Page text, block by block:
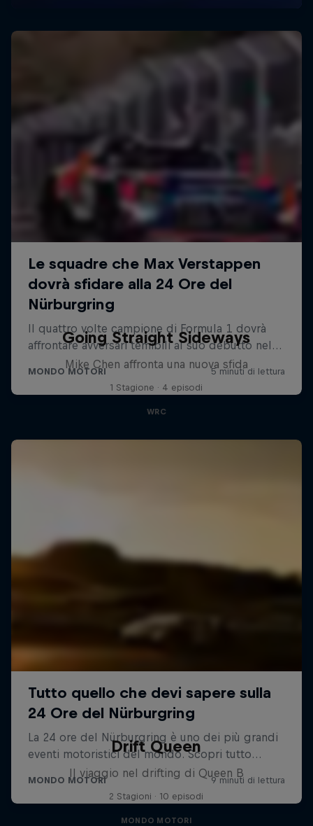
Going Straight Sideways
Mike Chen affronta una nuova sfida
1 Stagione · 4 episodi
WRC
Drift Queen
Il viaggio nel drifting di Queen B
2 Stagioni · 10 episodi
MONDO MOTORI